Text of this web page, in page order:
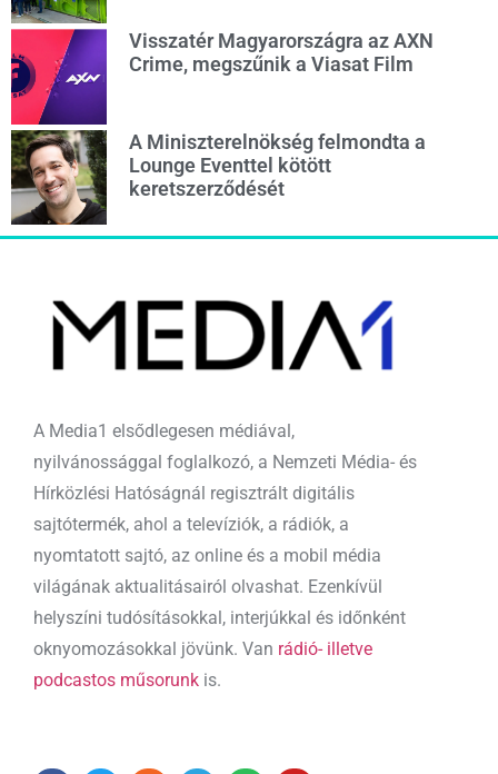
Visszatér Magyarországra az AXN
Crime, megszűnik a Viasat Film
A Miniszterelnökség felmondta a
Lounge Eventtel kötött
keretszerződését
A Media1 elsődlegesen médiával,
nyilvánossággal foglalkozó, a Nemzeti Média- és
Hírközlési Hatóságnál regisztrált digitális
sajtótermék, ahol a televíziók, a rádiók, a
nyomtatott sajtó, az online és a mobil média
világának aktualitásairól olvashat. Ezenkívül
helyszíni tudósításokkal, interjúkkal és időnként
oknyomozásokkal jövünk. Van rádió- illetve
podcastos műsorunk is.